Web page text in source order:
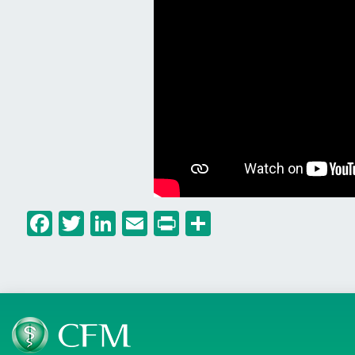
Facebook
Twitter
LinkedIn
Email
Print